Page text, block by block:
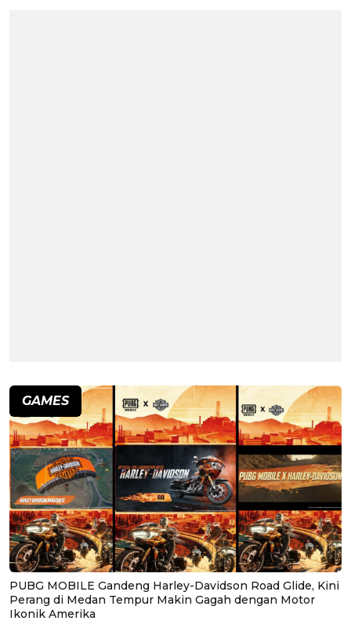
GAMES
PUBG MOBILE Gandeng Harley-Davidson Road Glide, Kini
Perang di Medan Tempur Makin Gagah dengan Motor
Ikonik Amerika